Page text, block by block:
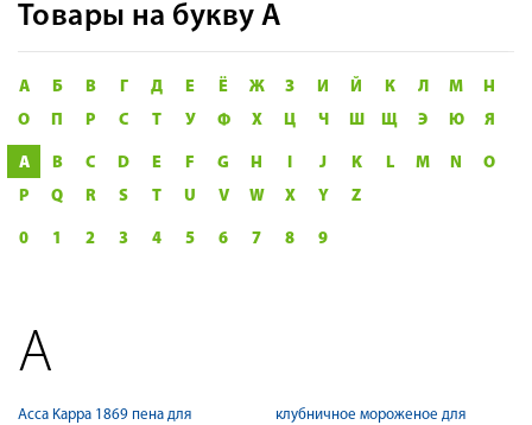
Товары на букву A
А Б В Г Д Е Ё Ж З И Й К Л М
Н
О
П Р С Т У Ф Х Ц Ч Ш Щ Э Ю Я
A B C D E F G H I J K L M N
O
P
Q R S T U V W X Y Z
0 1 2 3 4 5 6 7 8 9
A
Acca Kappa 1869 пена для
клубничное мороженое для